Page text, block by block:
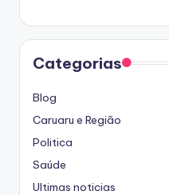
Categorias
Blog
Caruaru e Região
Politica
Saúde
Ultimas noticias